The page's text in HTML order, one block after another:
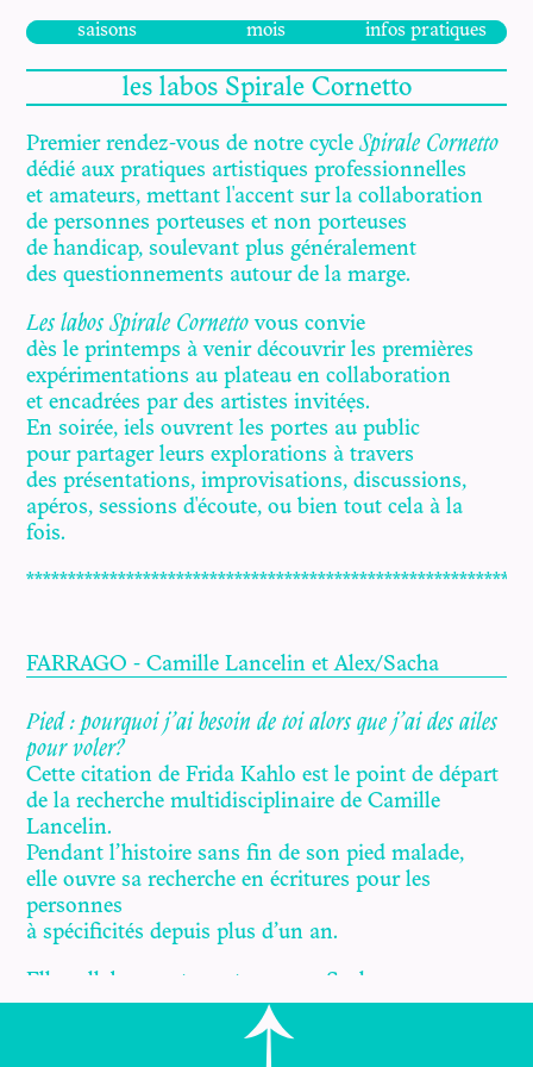
saisons mois infos pratiques
les labos Spirale Cornetto
Premier rendez-vous de notre cycleSpirale Cornetto
dédié aux pratiques artistiques professionnelles
et amateurs, mettant l'accent sur la collaboration
de personnes porteuses et non porteuses
de handicap, soulevant plus généralement
des questionnements autour de la marge.
Les labos Spirale Cornettovous convie
dès le printemps à venir découvrir les premières
expérimentations au plateau en collaboration
et encadrées par des artistes invité·es.
En soirée, iels ouvrent les portes au public
pour partager leurs explorations à travers
des présentations, improvisations, discussions,
apéros, sessions d'écoute, ou bien tout cela à la
fois.
FARRAGO - Camille Lancelin et Alex/Sacha
Pied : pourquoi j’ai besoin de toi alors que j’ai des ailes
pour voler?
Cette citation de Frida Kahlo est le point de départ
de la recherche multidisciplinaire de Camille
Lancelin.
Pendant l’histoire sans fin de son pied malade,
elle ouvre sa recherche en écritures pour les
personnes
à spécificités depuis plus d’un an.
Elle collabore entre autres, avec Sacha,
écrivain/performeur,
amoureux du biohacking, autiste révolutionnaire,